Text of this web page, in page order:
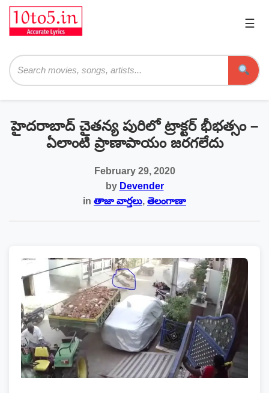
☰
హైదరాబాద్ చైతన్య పురిలో ట్రాక్టర్ భీభత్సం –
ఏలాంటి ప్రాణాపాయం జరగలేదు
February 29, 2020
by Devender
in తాజా వార్తలు, తెలంగాణా